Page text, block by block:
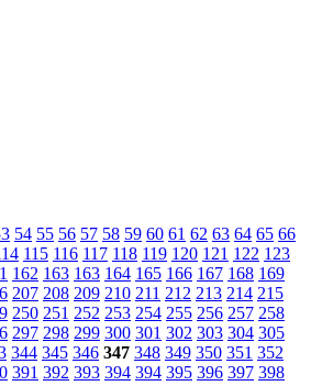
54 55 56 57 58 59 60 61 62 63 64 65 66
115 116 117 118 119 120 121 122 123
162 163 163 164 165 166 167 168 169
207 208 209 210 211 212 213 214 215
250 251 252 253 254 255 256 257 258
297 298 299 300 301 302 303 304 305
344 345 346 347 348 349 350 351 352
391 392 393 394 394 395 396 397 398